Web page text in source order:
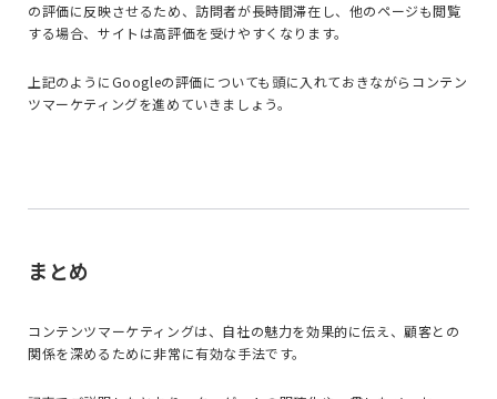
の評価に反映させるため、訪問者が長時間滞在し、他のページも閲覧
する場合、サイトは高評価を受けやすくなります。
上記のようにGoogleの評価についても頭に入れておきながらコンテン
ツマーケティングを進めていきましょう。
まとめ
コンテンツマーケティングは、自社の魅力を効果的に伝え、顧客との
関係を深めるために非常に有効な手法です。